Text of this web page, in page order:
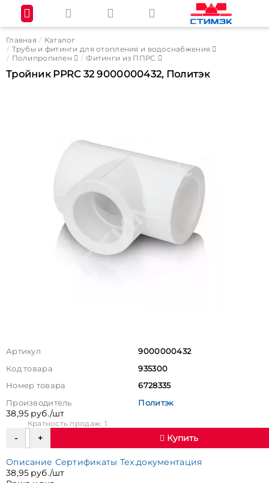
Главная
Каталог
Трубы и фитинги для отопления и водоснабжения
Полипропилен
Фитинги из ППРС
Тройник PPRC 32 9000000432, Политэк
Артикул
9000000432
Код товара
935300
Номер товара
6728335
Производитель
Политэк
38,95 руб./шт
Кратность продаж: 1
Купить
Описание Сертификаты Тех.документация
38,95 руб./шт